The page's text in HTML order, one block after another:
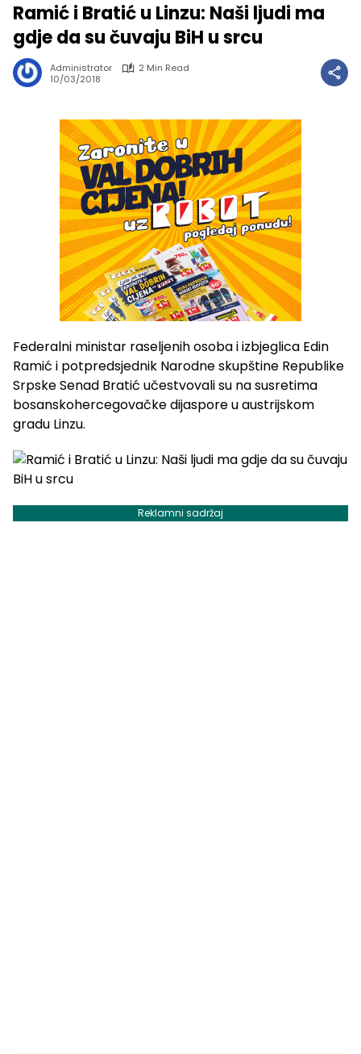
Ramić i Bratić u Linzu: Naši ljudi ma
gdje da su čuvaju BiH u srcu
Administrator
2 Min Read
10/03/2018
Federalni ministar raseljenih osoba i izbjeglica Edin
Ramić i potpredsjednik Narodne skupštine Republike
Srpske Senad Bratić učestvovali su na susretima
bosanskohercegovačke dijaspore u austrijskom
gradu Linzu.
Reklamni sadržaj